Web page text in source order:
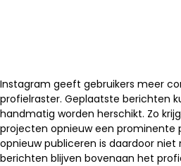
Instagram geeft gebruikers meer
profielraster. Geplaatste berichten
handmatig worden herschikt. Zo
projecten opnieuw een prominente
opnieuw publiceren is daardoor niet
berichten blijven bovenaan het